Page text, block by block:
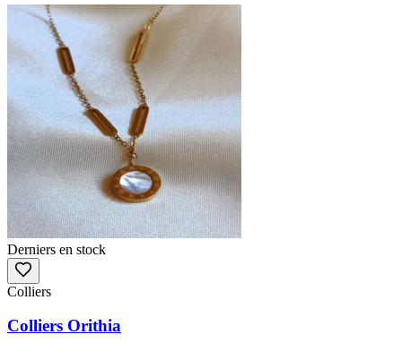
Derniers en stock
Colliers
Colliers Orithia